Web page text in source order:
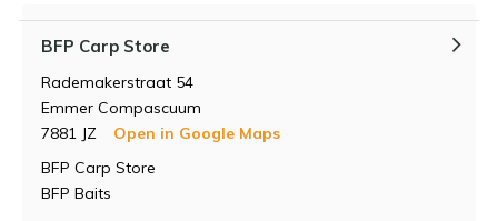
BFP Carp Store
Rademakerstraat 54
Emmer Compascuum
7881 JZ
Open in Google Maps
BFP Carp Store
BFP Baits